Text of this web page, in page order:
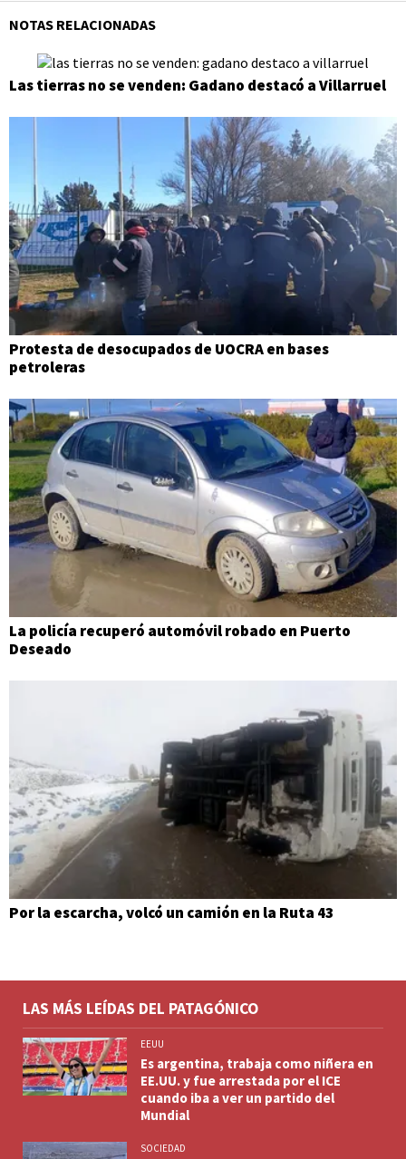
NOTAS RELACIONADAS
Las tierras no se venden: Gadano destacó a Villarruel
Protesta de desocupados de UOCRA en bases
petroleras
La policía recuperó automóvil robado en Puerto
Deseado
Por la escarcha, volcó un camión en la Ruta 43
LAS MÁS LEÍDAS DEL PATAGÓNICO
EEUU
Es argentina, trabaja como niñera en
EE.UU. y fue arrestada por el ICE
cuando iba a ver un partido del
Mundial
SOCIEDAD